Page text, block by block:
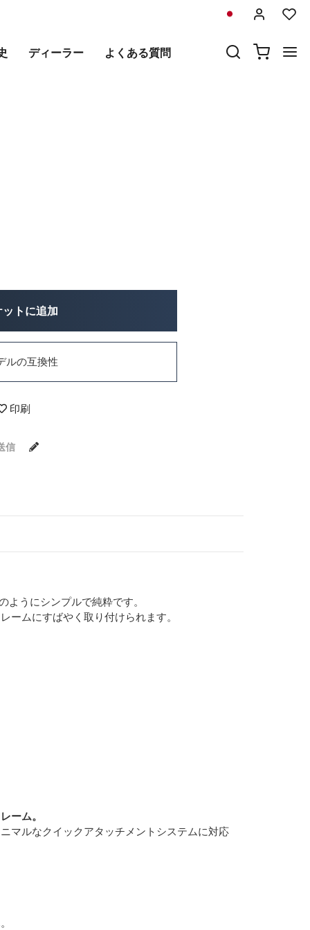
ディーラー よくある質問
14L + BMW R12 シャー
トに追加
ルの互換性
印刷
信
うにシンプルで純粋です。
ームにすばやく取り付けられます。
ーム。
マルなクイックアタッチメントシステムに対応